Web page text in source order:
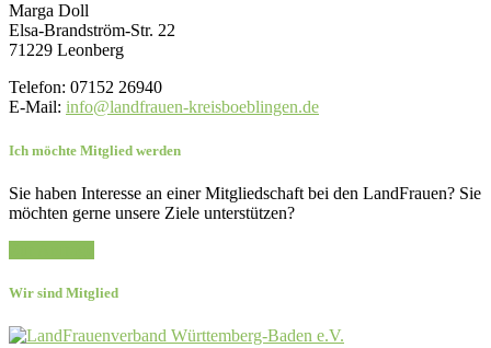
Marga Doll
Elsa-Brandström-Str. 22
71229 Leonberg
Telefon: 07152 26940
E-Mail: info@landfrauen-kreisboeblingen.de
Ich möchte Mitglied werden
Sie haben Interesse an einer Mitgliedschaft bei den LandFrauen? Sie
möchten gerne unsere Ziele unterstützen?
Wir sind Mitglied